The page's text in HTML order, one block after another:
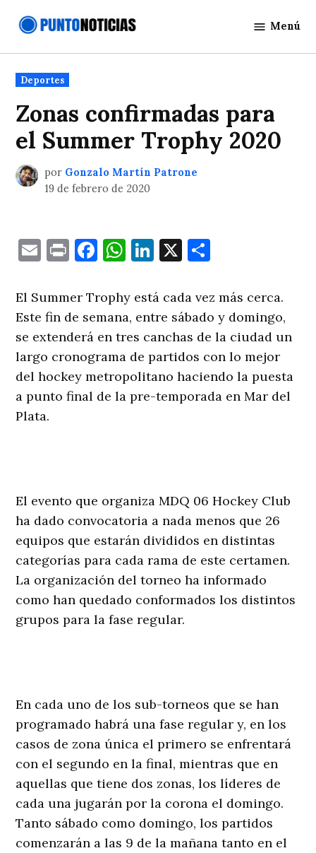
Noticias
Menú
Publicado
en
Deportes
Zonas confirmadas para
el Summer Trophy 2020
por Gonzalo Martín Patrone
19 de febrero de 2020
EmailPrintFacebook
WhatsApp
LinkedIn
X
El Summer Trophy está cada vez más cerca.
Este fin de semana, entre sábado y domingo,
se extenderá en tres canchas de la ciudad un
largo cronograma de partidos con lo mejor
del hockey metropolitano haciendo la puesta
a punto final de la pre-temporada en Mar del
Plata.
El evento que organiza MDQ 06 Hockey Club
ha dado convocatoria a nada menos que 26
equipos que estarán divididos en distintas
categorías para cada rama de este certamen.
La organización del torneo ha informado
como han quedado conformados los distintos
grupos para la fase regular.
En cada uno de los sub-torneos que se han
programado habrá una fase regular y, en los
casos de zona única el primero se enfrentará
con el segundo en la final, mientras que en
aquellas que tiene dos zonas, los líderes de
cada una jugarán por la corona el domingo.
Tanto sábado como domingo, los partidos
comenzarán a las 9 de la mañana tanto en el